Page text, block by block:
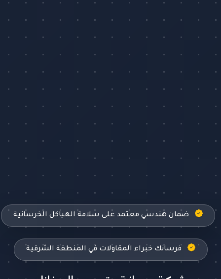
ضمان هندسي معتمد على سلامة الهياكل الخرسانية
فرسانك خبراء المقاولات في المنطقة الشرقية